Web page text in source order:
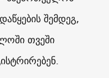
შემდეგ,
თვეში